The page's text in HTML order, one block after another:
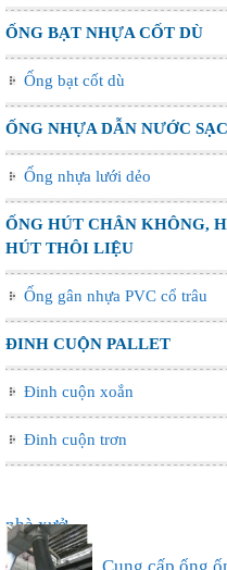
ỐNG BẠT NHỰA CỐT DÙ
Ống bạt cốt dù
ỐNG NHỰA DẪN NƯỚC
Ống nhựa lưới dẻo
ỐNG HÚT CHÂN KHÔNG,
HÚT THÔI LIỆU
Ống gân nhựa PVC cổ trâu
ĐINH CUỘN PALLET
Đinh cuộn xoắn
Đinh cuộn trơn
nhà xưở...